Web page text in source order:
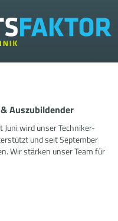
Auszubildender
wird unser Techniker-
und seit September
Wir stärken unser Team für